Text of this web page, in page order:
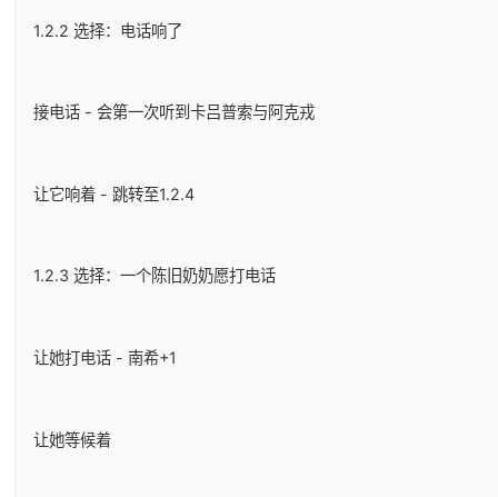
1.2.2 选择：电话响了
接电话 - 会第一次听到卡吕普索与阿克戎
让它响着 - 跳转至1.2.4
1.2.3 选择：一个陈旧奶奶愿打电话
让她打电话 - 南希+1
让她等候着